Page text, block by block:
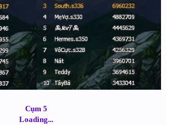
Cụm 5
Loading...